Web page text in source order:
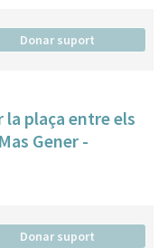
Donar suport
la plaça entre els
Gener -
Donar suport